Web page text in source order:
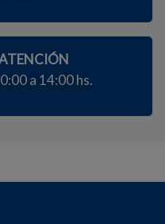
a 14:00 hs.